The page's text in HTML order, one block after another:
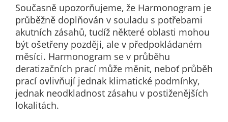
Současně upozorňujeme, že Harmonogram je
průběžně doplňován v souladu s potřebami
akutních zásahů, tudíž některé oblasti mohou
být ošetřeny později, ale v předpokládaném
měsíci. Harmonogram se v průběhu
deratizačních prací může měnit, neboť průběh
prací ovlivňují jednak klimatické podmínky,
jednak neodkladnost zásahu v postiženějších
lokalitách.
Jejich pomocí
určujeme
počet návštěv
a zdroje
návštěv našich
internetových
stránek. Data
získaná